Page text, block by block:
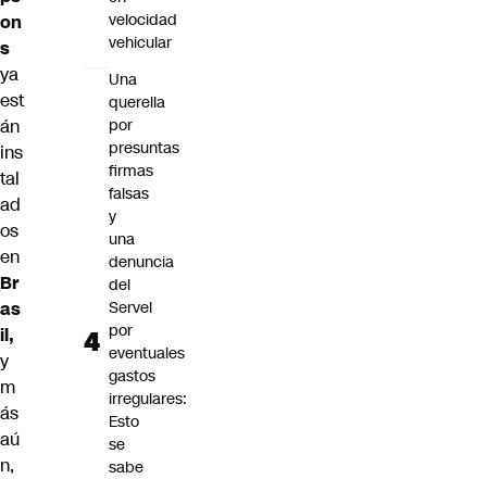
on
s
ya
est
án
ins
tal
ad
os
en
Br
as
il,
y
m
ás
aú
n,
velocidad
vehicular
Una
querella
por
presuntas
firmas
falsas
y
una
denuncia
del
Servel
por
eventuales
gastos
irregulares:
Esto
se
sabe